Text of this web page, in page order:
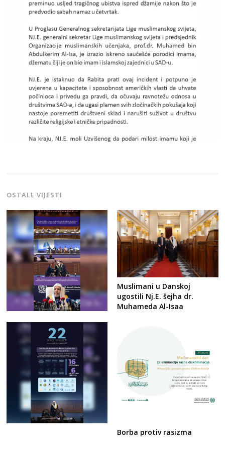
OSTALE VIJESTI
Muslimani u Danskoj
ugostili Nj.E. šejha dr.
Muhameda Al-Isaa
Borba protiv rasizma